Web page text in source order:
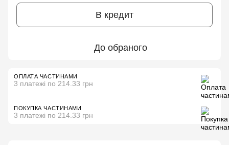
В кредит
До обраного
ОПЛАТА ЧАСТИНАМИ
3 платежі по 214.33 грн
ПОКУПКА ЧАСТИНАМИ
3 платежі по 214.33 грн